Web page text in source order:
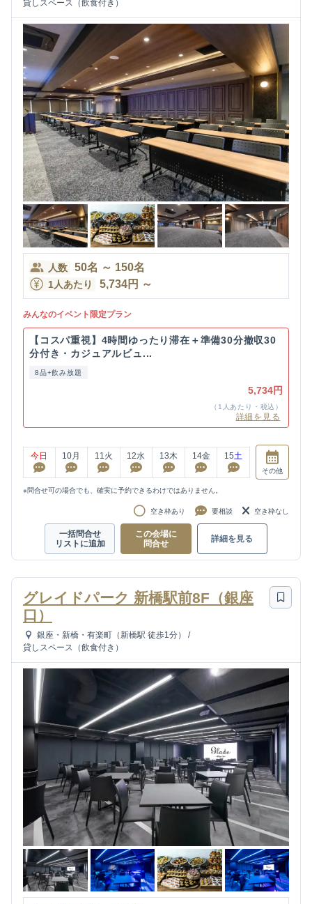
貸しスペース（飲食付き）
人数 50名 ～ 150名
1人あたり 5,734円 ～
みんなのイベント限定プラン
【コスパ重視】4時間ゆったり滞在＋準備30分撤収30
分付き・カジュアルビュ...
8品+飲み放題
5,734円
（1人あたり・税込）
詳細を見る
今日 10月 11 火 12水 13木 14金 15土
その他
※問合せ可の場合でも、確実に予約できるわけではありません。
空き枠あり 要相談 空き枠なし
一括問合せ
リストに追加
この会場に
問合せ
詳細を見る
グレイドパーク 新橋駅前8F（銀座
口）
銀座・新橋・有楽町（新橋駅 徒歩1分）
/
貸しスペース（飲食付き）